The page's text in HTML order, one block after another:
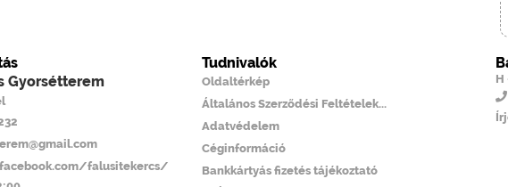
Gyorsétterem
falusitekercs/
Tudnivalók
Oldaltérkép
Általános Szerződési Feltételek...
Adatvédelem
Céginformáció
Bankkártyás fizetés tájékoztató
H